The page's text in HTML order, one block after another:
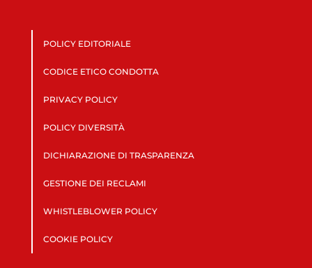
POLICY EDITORIALE
CODICE ETICO CONDOTTA
PRIVACY POLICY
POLICY DIVERSITÀ
DICHIARAZIONE DI TRASPARENZA
GESTIONE DEI RECLAMI
WHISTLEBLOWER POLICY
COOKIE POLICY